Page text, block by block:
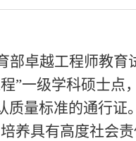
卓越工程师教育
”一级学科硕士点
量标准的通行证
养具有高度社会